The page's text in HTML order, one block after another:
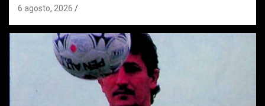
6 agosto, 2026